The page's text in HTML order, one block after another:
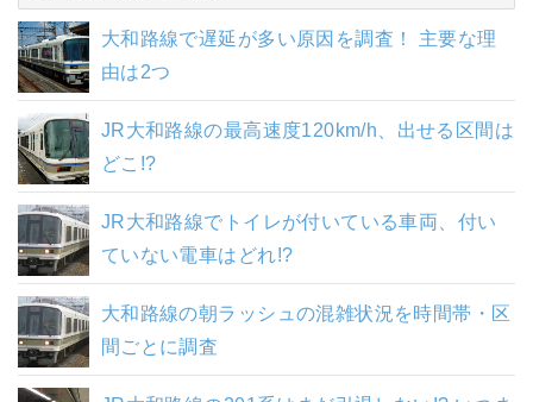
大和路線で遅延が多い原因を調査！ 主要な理
由は2つ
JR大和路線の最高速度120km/h、出せる区間は
どこ!?
JR大和路線でトイレが付いている車両、付い
ていない電車はどれ!?
大和路線の朝ラッシュの混雑状況を時間帯・区
間ごとに調査